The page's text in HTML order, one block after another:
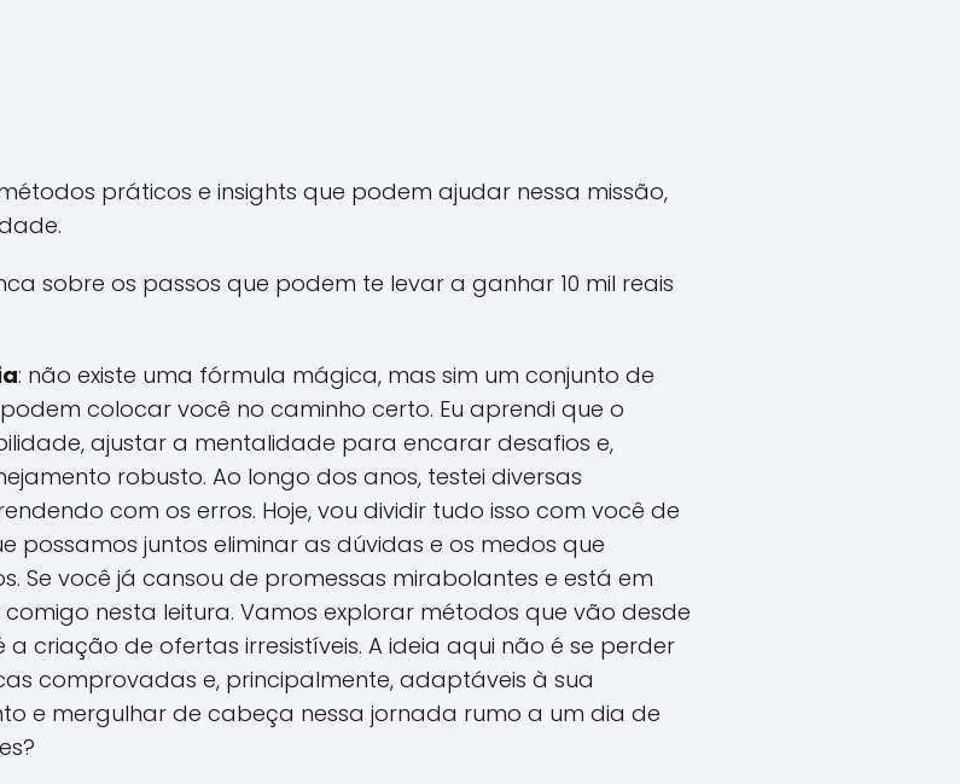
práticos e insights que podem ajudar nessa missão,
sobre os passos que podem te levar a ganhar 10 mil reais
: não existe uma fórmula mágica, mas sim um conjunto de
colocar você no caminho certo. Eu aprendi que o
ajustar a mentalidade para encarar desafios e,
robusto. Ao longo dos anos, testei diversas
com os erros. Hoje, vou dividir tudo isso com você de
possamos juntos eliminar as dúvidas e os medos que
Se você já cansou de promessas mirabolantes e está em
nesta leitura. Vamos explorar métodos que vão desde
criação de ofertas irresistíveis. A ideia aqui não é se perder
comprovadas e, principalmente, adaptáveis à sua
e mergulhar de cabeça nessa jornada rumo a um dia de